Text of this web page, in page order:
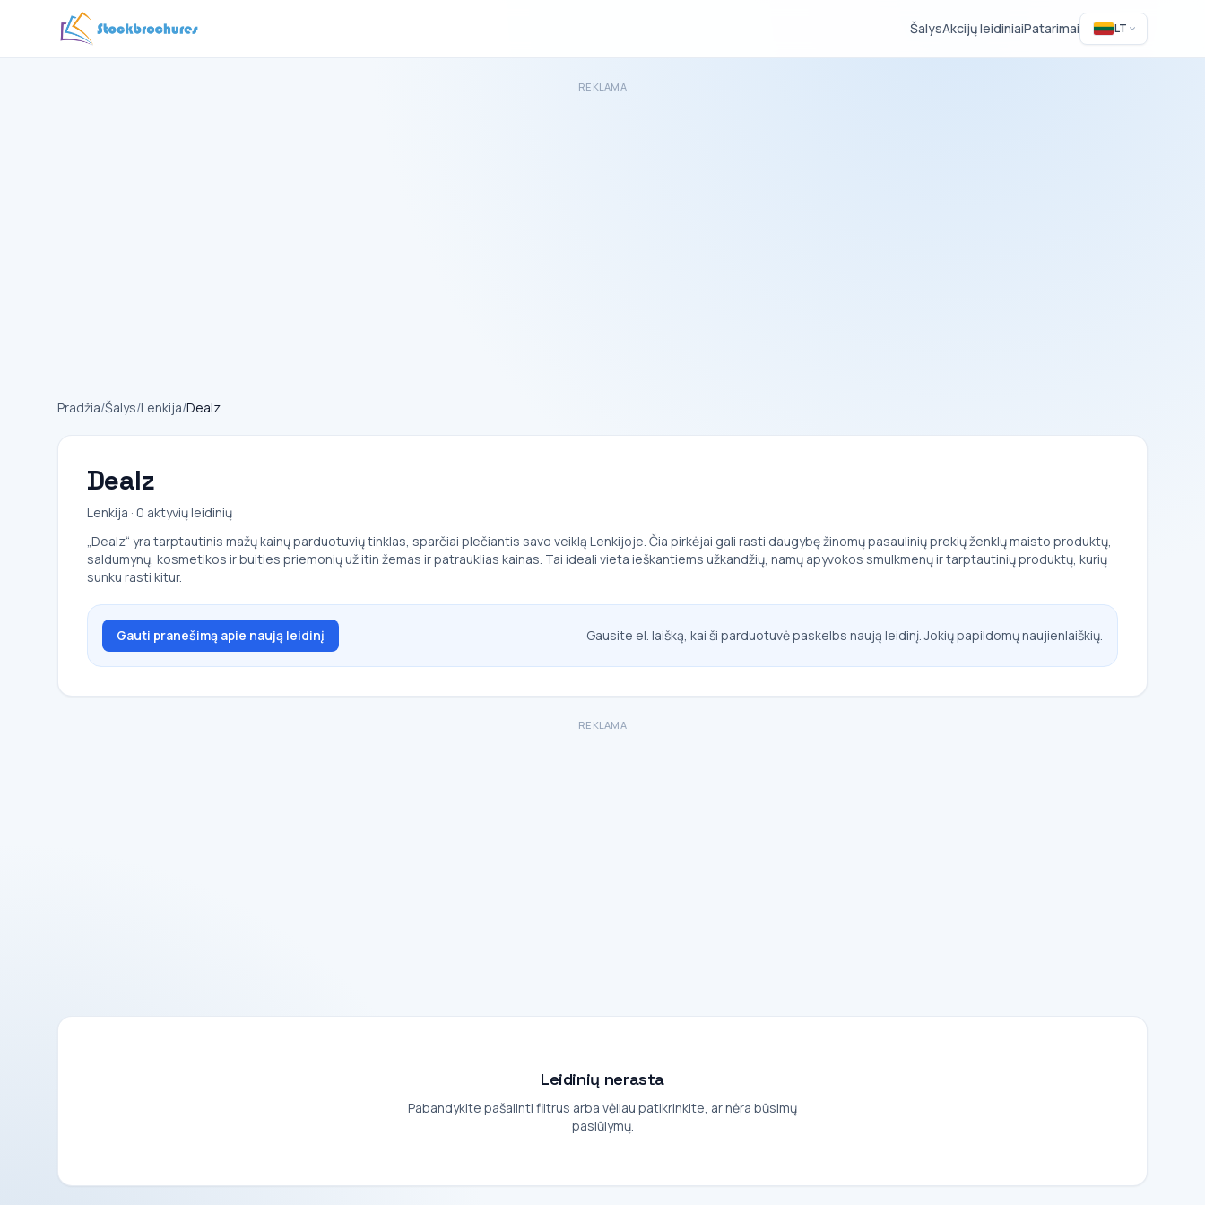
ŠalysAkcijų leidiniaiPatarimai LT
REKLAMA
Pradžia/Šalys/Lenkija/Dealz
Dealz
Lenkija · 0 aktyvių leidinių
„Dealz“ yra tarptautinis mažų kainų parduotuvių tinklas, sparčiai plečiantis savo veiklą Lenkijoje. Čia pirkėjai gali rasti daugybę žinomų pasaulinių prekių ženklų maisto produktų,
saldumynų, kosmetikos ir buities priemonių už itin žemas ir patrauklias kainas. Tai ideali vieta ieškantiems užkandžių, namų apyvokos smulkmenų ir tarptautinių produktų, kurių
sunku rasti kitur.
Gauti pranešimą apie naują leidinį Gausite el. laišką, kai ši parduotuvė paskelbs naują leidinį. Jokių papildomų naujienlaiškių.
REKLAMA
Leidinių nerasta
Pabandykite pašalinti filtrus arba vėliau patikrinkite, ar nėra būsimų
pasiūlymų.